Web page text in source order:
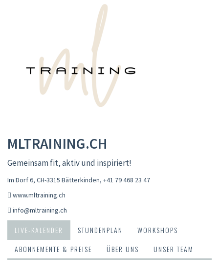
MLTRAINING.CH
Gemeinsam fit, aktiv und inspiriert!
Im Dorf 6, CH-3315 Bätterkinden, +41 79 468 23 47
www.mltraining.ch
info@mltraining.ch
LIVE-KALENDER STUNDENPLAN
WORKSHOPS
ABONNEMENTE & PREISE
ÜBER UNS UNSER TEAM